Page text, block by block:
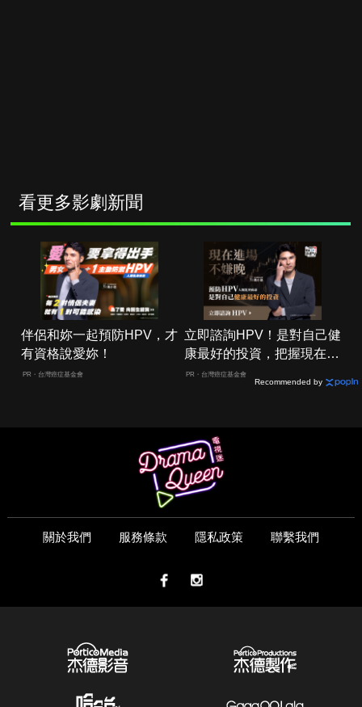
看更多影劇新聞
伴侶和妳一起預防HPV，才
有資格說愛妳！
PR・台灣癌症基金會
立即諮詢HPV！是對自己健
康最好的投資，把握現在不
嫌晚！
PR・台灣癌症基金會
Recommended by
關於我們 服務條款 隱私政策 聯繫我們